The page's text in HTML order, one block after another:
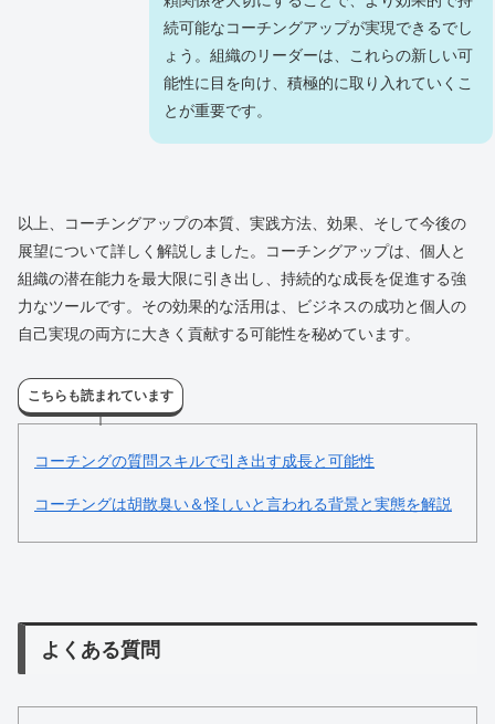
続可能なコーチングアップが実現できるでし
ょう。組織のリーダーは、これらの新しい可
能性に目を向け、積極的に取り入れていくこ
とが重要です。
以上、コーチングアップの本質、実践方法、効果、そして今後の
展望について詳しく解説しました。コーチングアップは、個人と
組織の潜在能力を最大限に引き出し、持続的な成長を促進する強
力なツールです。その効果的な活用は、ビジネスの成功と個人の
自己実現の両方に大きく貢献する可能性を秘めています。
こちらも読まれています
コーチングの質問スキルで引き出す成長と可能性
コーチングは胡散臭い＆怪しいと言われる背景と実態を解説
よくある質問